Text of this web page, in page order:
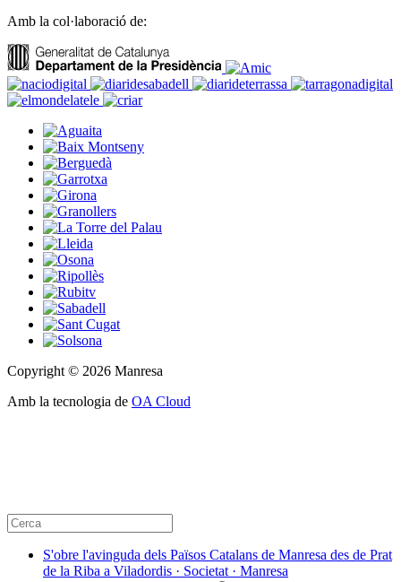
Amb la col·laboració de:
Copyright © 2026 Manresa
Amb la tecnologia de OA Cloud
S'obre l'avinguda dels Països Catalans de Manresa des de Prat
de la Riba a Viladordis · Societat · Manresa